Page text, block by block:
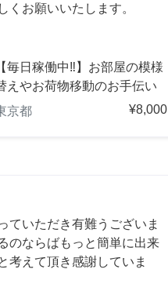
くお願いいたします。
【毎日稼働中‼︎】お部屋の模様
えやお荷物移動のお手伝い
京都
¥8,000
ていただき有難うございま
のならばもっと簡単に出来
考えて頂き感謝していま